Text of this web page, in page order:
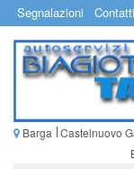
Segnalazioni Contatti
Barga Castelnuovo